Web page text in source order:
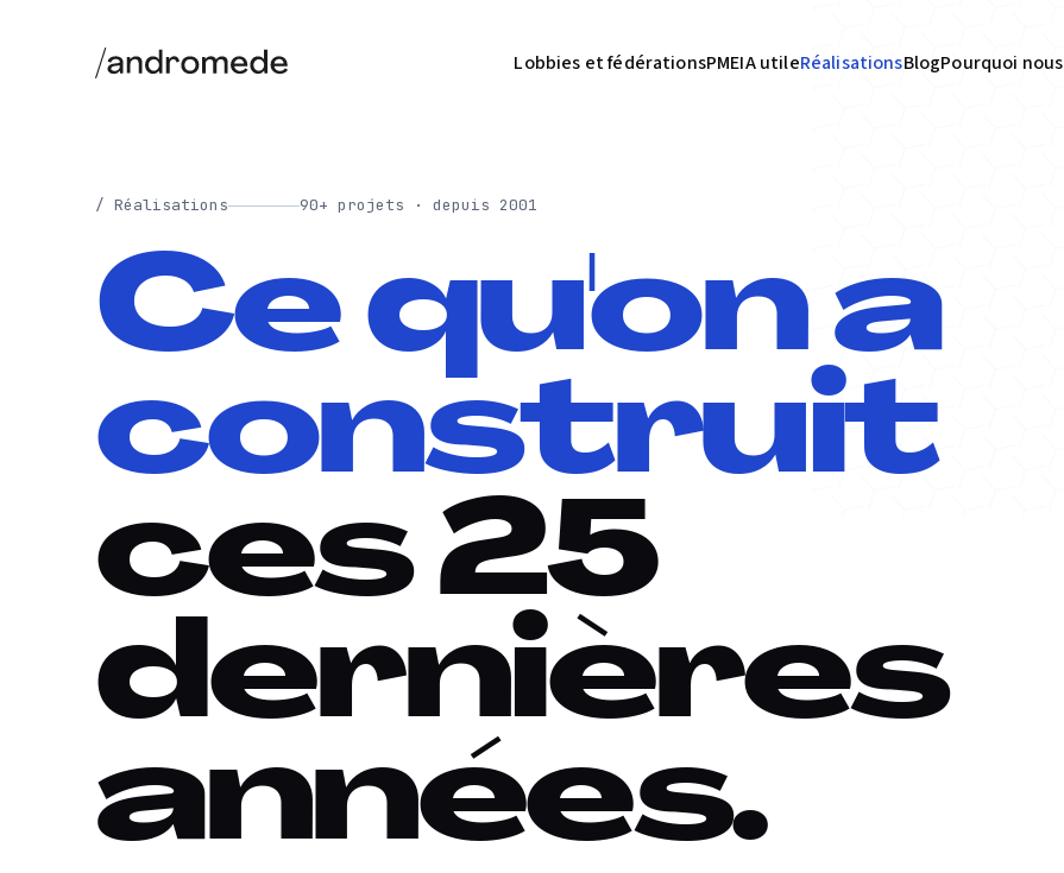
Lobbies et fédérationsPMEIA utileRéalisationsBlogPourquoi nous
/ Réalisations 90+ projets · depuis 2001
Ce qu'on a
construit
ces 25
dernières
années.